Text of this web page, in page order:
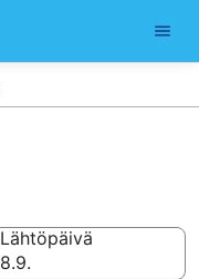
Lähtöpäivä
8.9.